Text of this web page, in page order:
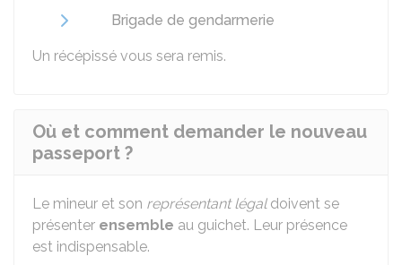
Brigade de gendarmerie
Un récépissé vous sera remis.
Où et comment demander le nouveau
passeport ?
Le mineur et son représentant légaldoivent se
présenter ensemble au guichet. Leur présence
est indispensable.